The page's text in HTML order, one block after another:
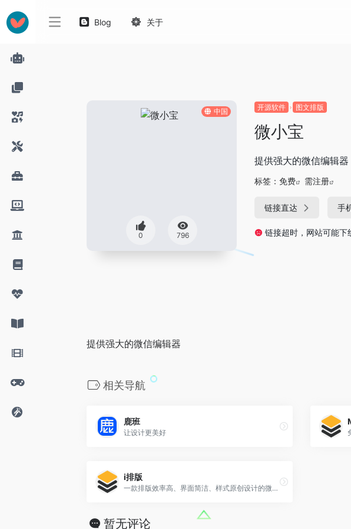
Blog 关于
中国
0 796
开源软件 图文排版
微小宝
提供强大的微信编辑器
标签： 免费 需注册
链接直达 手
链接超时，网站可能下
提供强大的微信编辑器
相关导航
鹿班
让设计更美好
i排版
一款排版效率高、界面简洁、样式原创设计的微信排版工具
暂无评论